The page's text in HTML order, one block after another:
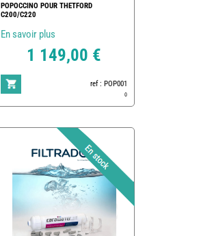
POPOCCINO POUR THETFORD
C200/C220
En savoir plus
1 149,00 €
ref : POP001
0